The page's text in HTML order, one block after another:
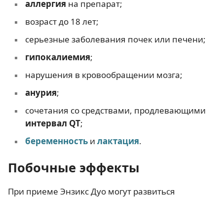
аллергия на препарат;
возраст до 18 лет;
серьезные заболевания почек или печени;
гипокалиемия;
нарушения в кровообращении мозга;
анурия;
сочетания со средствами, продлевающими
интервал QT;
беременностьи лактация.
Побочные эффекты
При приеме Энзикс Дуо могут развиться